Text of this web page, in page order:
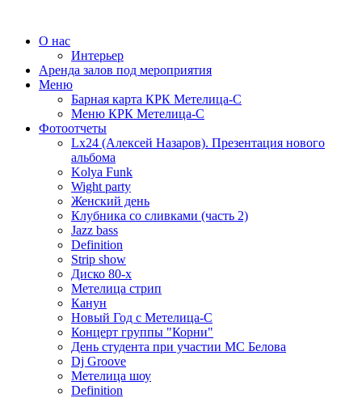
О нас
Интерьер
Аренда залов под мероприятия
Меню
Барная карта КРК Метелица-С
Меню КРК Метелица-С
Фотоотчеты
Lx24 (Алексей Назаров). Презентация нового
альбома
Kolya Funk
Wight party
Женский день
Клубника со сливками (часть 2)
Jazz bass
Definition
Strip show
Диско 80-х
Метелица стрип
Канун
Новый Год с Метелица-С
Концерт группы "Корни"
День студента при участии МС Белова
Dj Groove
Метелица шоу
Definition